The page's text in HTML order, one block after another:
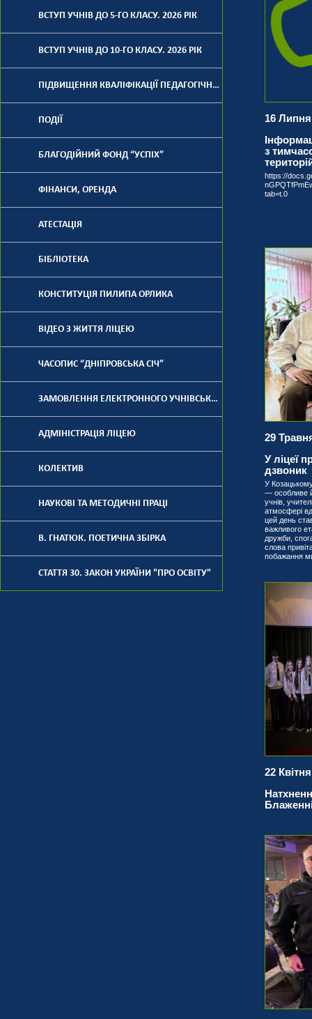
ВСТУП УЧНІВ ДО 5-ГО КЛАСУ. 2026 РІК
ВСТУП УЧНІВ ДО 10-ГО КЛАСУ. 2026 РІК
ПІДВИЩЕННЯ КВАЛІФІКАЦІЇ ПЕДАГОГІЧНИХ ПРАЦІВНИКІВ
ПОДІЇ
БЛАГОДІЙНИЙ ФОНД “УСПІХ”
ФІНАНСИ, ОРЕНДА
АТЕСТАЦІЯ
БІБЛІОТЕКА
КОНСТИТУЦІЯ ПИЛИПА ОРЛИКА
ВІДЕО З ЖИТТЯ ЛІЦЕЮ
ЧАСОПИС “ДНІПРОВСЬКА СІЧ”
ЗАМОВЛЕННЯ ЕЛЕКТРОННОГО УЧНІВСЬКОГО КВИТКА
АДМІНІСТРАЦІЯ ЛІЦЕЮ
КОЛЕКТИВ
НАУКОВІ ТА МЕТОДИЧНІ ПРАЦІ
В. ГНАТЮК. ПОЕТИЧНА ЗБІРКА
СТАТТЯ 30. ЗАКОН УКРАЇНИ "ПРО ОСВІТУ"
16
з
https://
tab=t.0
29
У ліцеї
дзвоник
У
— особливе
учнів,
атмосфері
цей день
важливого
дружби,
слова
побажання
22